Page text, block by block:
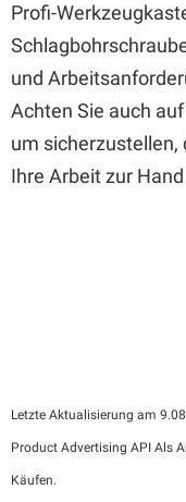
Profi-
und
Achten Sie auch
um sicherzustellen,
Ihre Arbeit zur
Letzte Aktualisierung am
Product Advertising API Als
Käufen.